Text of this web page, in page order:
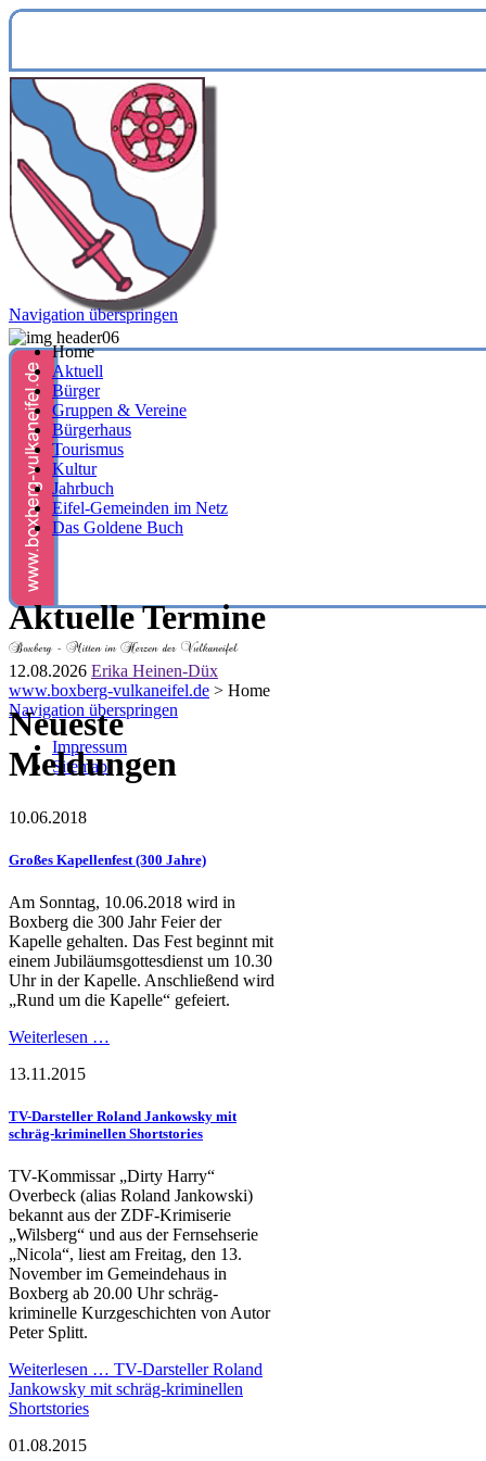
www.boxberg-vulkaneifel.de > Home
Navigation überspringen
Impressum
Sitemap
Navigation überspringen
Home
Aktuell
Bürger
Gruppen & Vereine
Bürgerhaus
Tourismus
Kultur
Jahrbuch
Eifel-Gemeinden im Netz
Das Goldene Buch
Aktuelle Termine
12.08.2026 Erika Heinen-Düx
Neueste
Meldungen
10.06.2018
Großes Kapellenfest (300 Jahre)
Am Sonntag, 10.06.2018 wird in
Boxberg die 300 Jahr Feier der
Kapelle gehalten. Das Fest beginnt mit
einem Jubiläumsgottesdienst um 10.30
Uhr in der Kapelle. Anschließend wird
„Rund um die Kapelle“ gefeiert.
Weiterlesen …
13.11.2015
TV-Darsteller Roland Jankowsky mit
schräg-kriminellen Shortstories
TV-Kommissar „Dirty Harry“
Overbeck (alias Roland Jankowski)
bekannt aus der ZDF-Krimiserie
„Wilsberg“ und aus der Fernsehserie
„Nicola“, liest am Freitag, den 13.
November im Gemeindehaus in
Boxberg ab 20.00 Uhr schräg-
kriminelle Kurzgeschichten von Autor
Peter Splitt.
Weiterlesen … TV-Darsteller Roland
Jankowsky mit schräg-kriminellen
Shortstories
01.08.2015